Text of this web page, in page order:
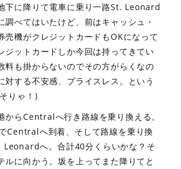
下に降りて電車に乗り一路St. Leonard
調べてはいたけど、前はキャッシュ・
売機がクレジットカードもOKになって
ジットカードしか今回は持ってきてい
料も掛からないのでその方がらくなの
対する不安感、プライスレス。という
りゃ！)
からCentralへ行き路線を乗り換える。
Centralへ到着、そして路線を乗り換
Leonardへ。合計40分くらいかな？そ
ルに向かう。坂を上ってまた降りてと